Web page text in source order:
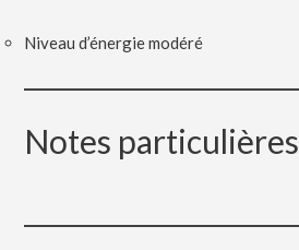
Niveau d’énergie modéré
Notes particulières